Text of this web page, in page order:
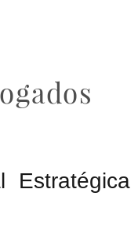
Estratégica